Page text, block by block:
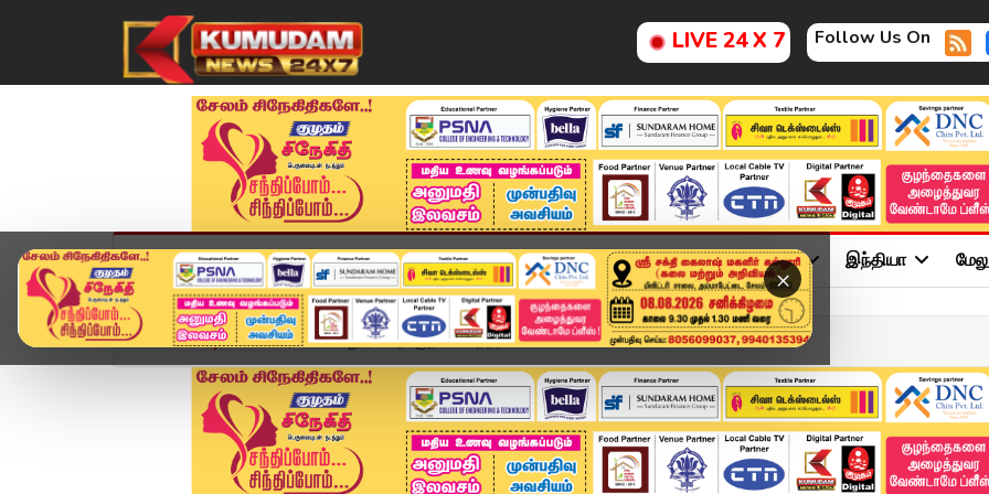
LIVE 24 X 7 Follow Us On
×
முகப்பு விளையாட்டு அண்மை தமிழ்நாடு சினிமா அரசியல் விளையாட்டு இந்தியா
Home வீடியோ ஸ்டோரி கடலூர் கடற்பகுதியில் பதற்றம்..! மாயமான மீனவர்கள...